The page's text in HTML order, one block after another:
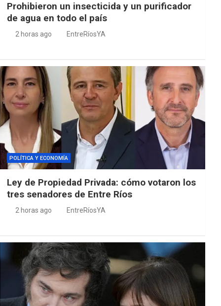
Prohibieron un insecticida y un purificador
de agua en todo el país
2 horas ago EntreRíosYA
POLÍTICA Y ECONOMÍA
Ley de Propiedad Privada: cómo votaron los
tres senadores de Entre Ríos
2 horas ago EntreRíosYA